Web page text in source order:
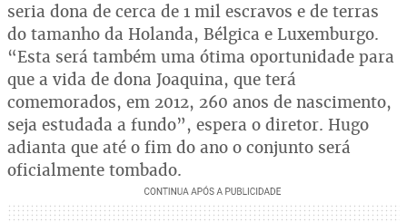
seria dona de cerca de 1 mil escravos e de terras
do tamanho da Holanda, Bélgica e Luxemburgo.
“Esta será também uma ótima oportunidade para
que a vida de dona Joaquina, que terá
comemorados, em 2012, 260 anos de nascimento,
seja estudada a fundo”, espera o diretor. Hugo
adianta que até o fim do ano o conjunto será
oficialmente tombado.